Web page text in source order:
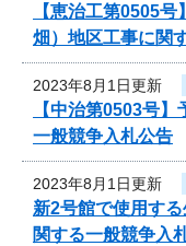
【恵治工第0505
畑）地区工事に関
2023年8月1日更新
【中治第0503号
一般競争入札公告
2023年8月1日更新
新2号館で使用す
関する一般競争入